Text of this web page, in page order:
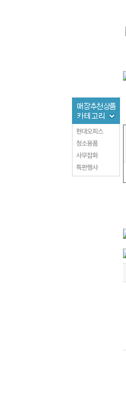
현대오피스
청소용품
사무잡화
특판행사